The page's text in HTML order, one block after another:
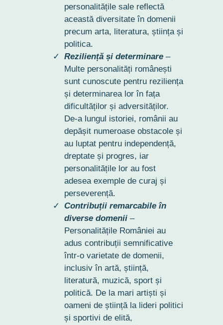
personalitățile sale reflectă
această diversitate în domenii
precum arta, literatura, știința și
politica.
Reziliență și determinare–
Multe personalități românești
sunt cunoscute pentru reziliența
și determinarea lor în fața
dificultăților și adversităților.
De-a lungul istoriei, românii au
depășit numeroase obstacole și
au luptat pentru independență,
dreptate și progres, iar
personalitățile lor au fost
adesea exemple de curaj și
perseverență.
Contribuții remarcabile în
diverse domenii–
Personalitățile României au
adus contribuții semnificative
într-o varietate de domenii,
inclusiv în artă, știință,
literatură, muzică, sport și
politică. De la mari artiști și
oameni de știință la lideri politici
și sportivi de elită,